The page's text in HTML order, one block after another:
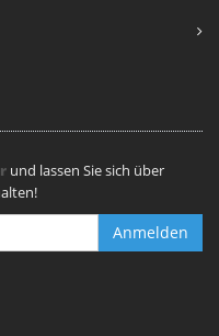
und lassen Sie sich über
Anmelden